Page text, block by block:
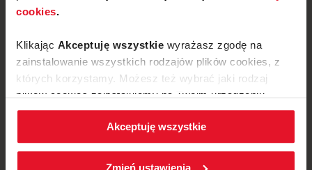
cookies.
Klikając Akceptuję wszystkie wyrażasz zgodę na
zainstalowanie wszystkich rodzajów plików cookies, z
których korzystamy. Możesz też wybrać jaki rodzaj
plików cookies zainstalujemy na Twoim urządzeniu,
klikającZmień ustawienia.
W każdej chwili możesz zmienić wybrane przez Ciebie
ustawienia plików cookies wchodząc w zakładkę
Akceptuję wszystkie
Zmień ustawienia
ul. Mickiewicza 52, 64-510 Wronki